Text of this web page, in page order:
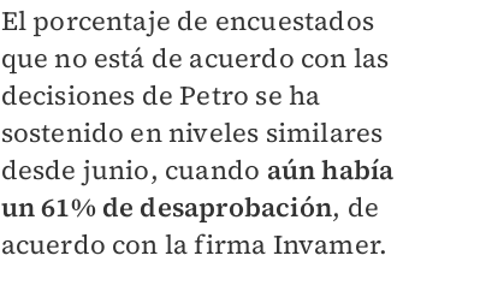
El porcentaje de encuestados
que no está de acuerdo con las
decisiones de Petro se ha
sostenido en niveles similares
desde junio, cuando aún había
un 61% de desaprobación, de
acuerdo con la firma Invamer.